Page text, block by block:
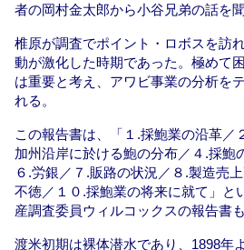
者の岡村金太郎から小谷兄弟の話を
椎原が調査でポイント・ロボスを訪
動が激化した時期であった。極めて
は重要と考え、アワビ事業の分析を
れる。
この報告書は、「１.採鮑業の沿革／
加州沿岸に於ける鮑の分布／４.採鮑
６.労銀／７.販路の状況／８.製造売
不徳／１０.採鮑業の将来に就て」と
産調査委員ウィルコックスの報告書
渡米初期は裸体潜水であり、1898年